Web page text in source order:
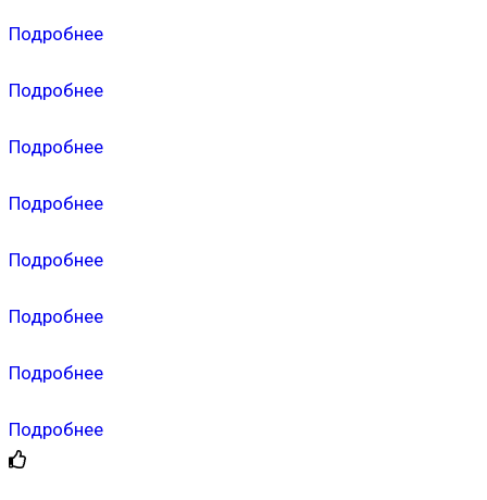
Подробнее
Подробнее
Подробнее
Подробнее
Подробнее
Подробнее
Подробнее
Подробнее